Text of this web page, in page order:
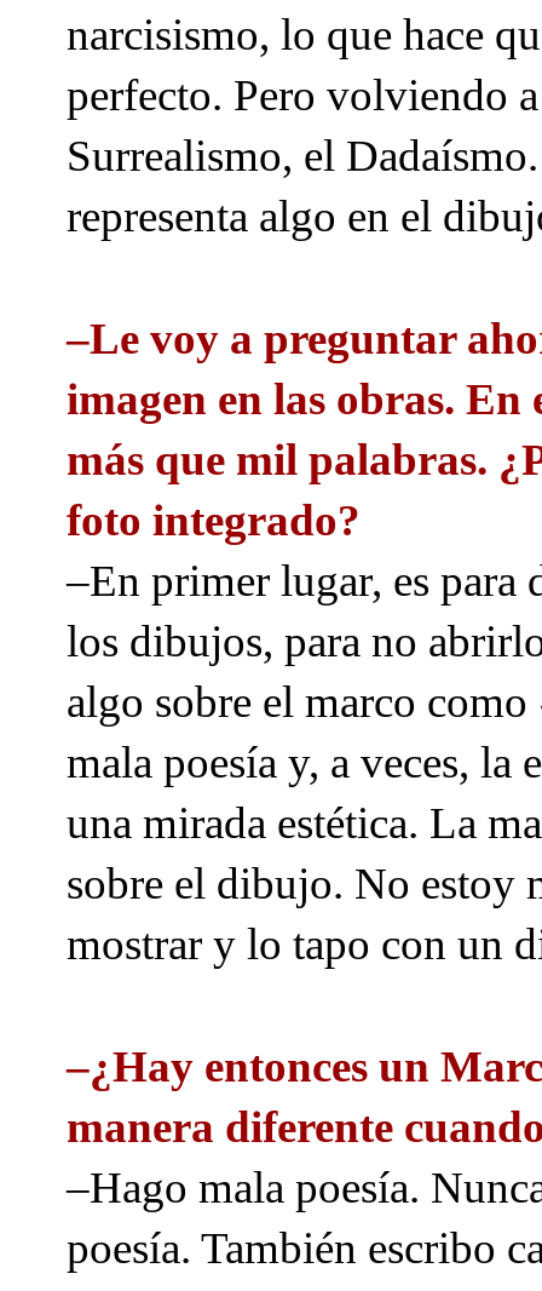
narcisismo, lo que hace
perfecto. Pero volviendo
Surrealismo, el
representa algo en el
–Le voy a preguntar
imagen en las obras. En
más que mil palabras.
foto integrado?
–En primer lugar, es para
los dibujos, para no
algo sobre el marco
mala poesía y, a veces,
una mirada estética. La
sobre el dibujo. No estoy
mostrar y lo tapo con un
–¿Hay entonces un
manera diferente
–Hago mala poesía.
poesía. También escribo